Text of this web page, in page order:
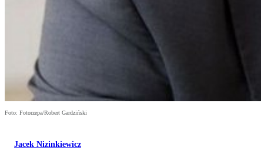
Foto: Fotorzepa/Robert Gardziński
Jacek Nizinkiewicz